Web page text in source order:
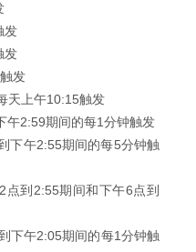
发
发
发
天上午10:15触发
午2:59期间的每1分钟触发
下午2:55期间的每5分钟触
到2:55期间和下午6点到
下午2:05期间的每1分钟触